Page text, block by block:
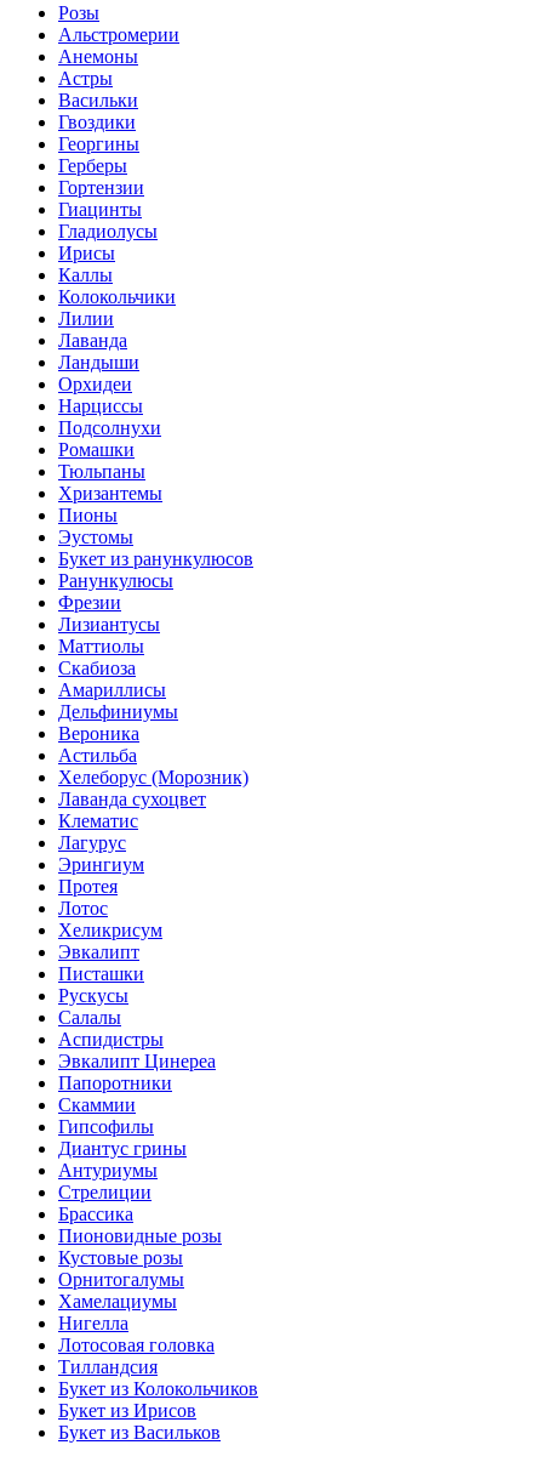
Розы
Альстромерии
Анемоны
Астры
Васильки
Гвоздики
Георгины
Герберы
Гортензии
Гиацинты
Гладиолусы
Ирисы
Каллы
Колокольчики
Лилии
Лаванда
Ландыши
Орхидеи
Нарциссы
Подсолнухи
Ромашки
Тюльпаны
Хризантемы
Пионы
Эустомы
Букет из ранункулюсов
Ранункулюсы
Фрезии
Лизиантусы
Маттиолы
Скабиоза
Амариллисы
Дельфиниумы
Вероника
Астильба
Хелеборус (Морозник)
Лаванда сухоцвет
Клематис
Лагурус
Эрингиум
Протея
Лотос
Хеликрисум
Эвкалипт
Писташки
Рускусы
Салалы
Аспидистры
Эвкалипт Цинереа
Папоротники
Скаммии
Гипсофилы
Диантус грины
Антуриумы
Стрелиции
Брассика
Пионовидные розы
Кустовые розы
Орнитогалумы
Хамелациумы
Нигелла
Лотосовая головка
Тилландсия
Букет из Колокольчиков
Букет из Ирисов
Букет из Васильков